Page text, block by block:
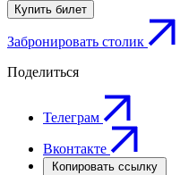
Купить билет
Забронировать столик
Поделиться
Телеграм
Вконтакте
Копировать ссылку